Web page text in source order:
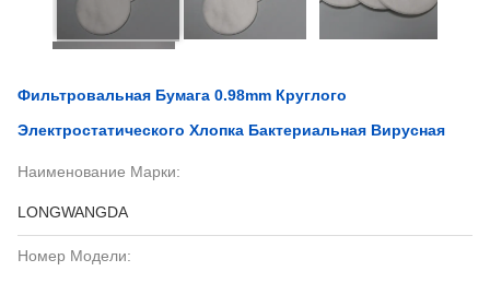
Фильтровальная Бумага 0.98mm Круглого
Электростатического Хлопка Бактериальная Вирусная
Наименование Марки:
LONGWANGDA
Номер Модели: